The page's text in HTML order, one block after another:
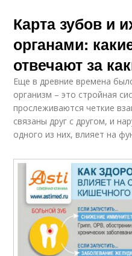
Карта зубов и
органами:
отвечают за
Еще в древние времена
организм – это стройная
прослеживаются четкие
связаны друг с другом, и
одного из них, влияет на